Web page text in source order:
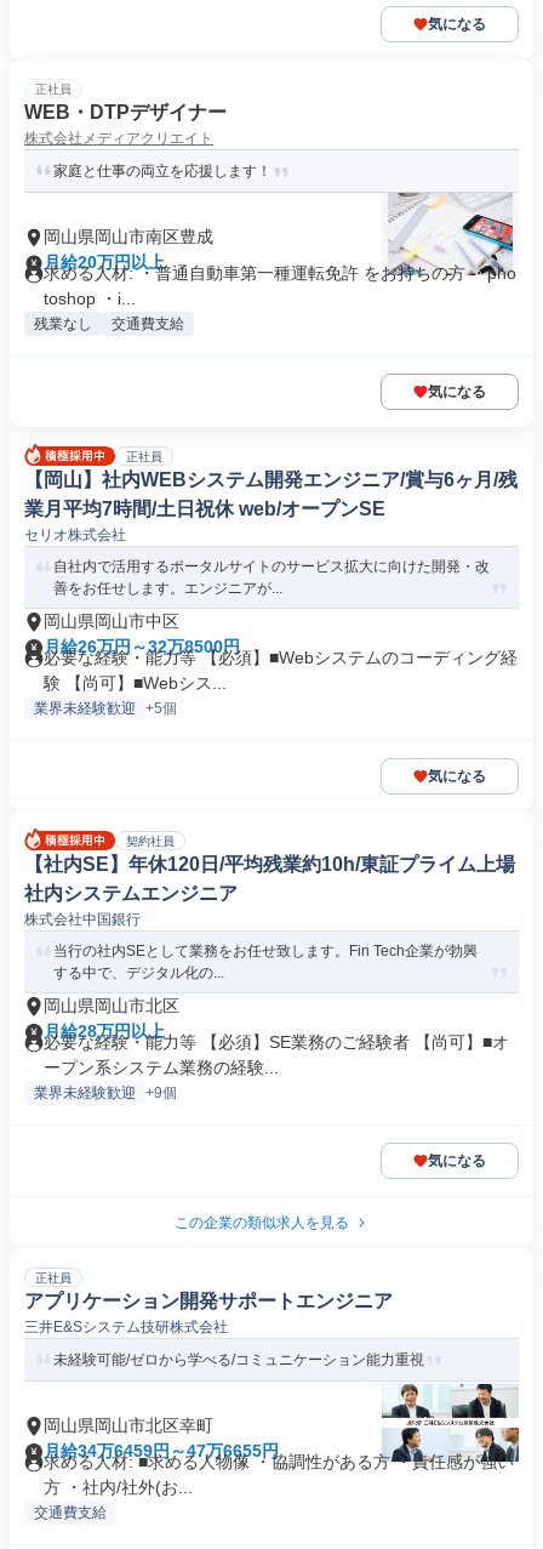
気になる
正社員
WEB・DTPデザイナー
株式会社メディアクリエイト
家庭と仕事の両立を応援します！
岡山県岡山市南区豊成
月給20万円以上
求める人材: ・普通自動車第一種運転免許 をお持ちの方 ・pho
toshop ・i...
残業なし 交通費支給
気になる
正社員
【岡山】社内WEBシステム開発エンジニア/賞与6ヶ月/残
業月平均7時間/土日祝休 web/オープンSE
セリオ株式会社
自社内で活用するポータルサイトのサービス拡大に向けた開発・改
善をお任せします。エンジニアが...
岡山県岡山市中区
月給26万円～32万8500円
必要な経験・能力等 【必須】■Webシステムのコーディング経
験 【尚可】■Webシス...
業界未経験歓迎 +5個
気になる
契約社員
【社内SE】年休120日/平均残業約10h/東証プライム上場
社内システムエンジニア
株式会社中国銀行
当行の社内SEとして業務をお任せ致します。Fin Tech企業が勃興
する中で、デジタル化の...
岡山県岡山市北区
月給28万円以上
必要な経験・能力等 【必須】SE業務のご経験者 【尚可】■オ
ープン系システム業務の経験...
業界未経験歓迎 +9個
気になる
この企業の類似求人を見る
正社員
アプリケーション開発サポートエンジニア
三井E&Sシステム技研株式会社
未経験可能/ゼロから学べる/コミュニケーション能力重視
岡山県岡山市北区幸町
月給34万6459円～47万6655円
求める人材: ■求める人物像 ・協調性がある方 ・責任感が強い
方 ・社内/社外(お...
交通費支給